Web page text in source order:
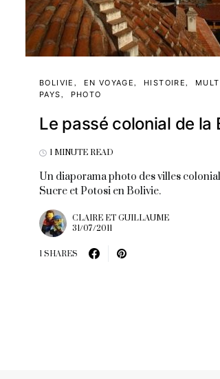
BOLIVIE EN VOYAGE HISTOIRE
PAYS
PHOTO
Le passé colonial de la
1 MINUTE READ
Un diaporama photo des villes
Sucre et Potosi en Bolivie.
CLAIRE ET GUILLAUME
31/07/2011
1 SHARES